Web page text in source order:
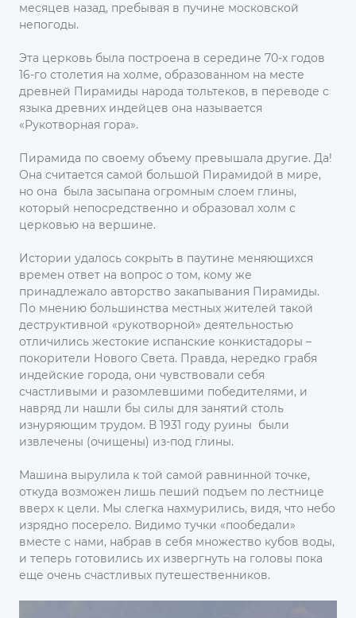
месяцев назад, пребывая в пучине московской
непогоды.
Эта церковь была построена в середине 70-х годов
16-го столетия на холме, образованном на месте
древней Пирамиды народа тольтеков, в переводе с
языка древних индейцев она называется
«Рукотворная гора».
Пирамида по своему объему превышала другие. Да!
Она считается самой большой Пирамидой в мире,
но она была засыпана огромным слоем глины,
который непосредственно и образовал холм с
церковью на вершине.
Истории удалось сокрыть в паутине меняющихся
времен ответ на вопрос о том, кому же
принадлежало авторство закапывания Пирамиды.
По мнению большинства местных жителей такой
деструктивной «рукотворной» деятельностью
отличились жестокие испанские конкистадоры –
покорители Нового Света. Правда, нередко грабя
индейские города, они чувствовали себя
счастливыми и разомлевшими победителями, и
навряд ли нашли бы силы для занятий столь
изнуряющим трудом. В 1931 году руины были
извлечены (очищены) из-под глины.
Машина вырулила к той самой равнинной точке,
откуда возможен лишь пеший подъем по лестнице
вверх к цели. Мы слегка нахмурились, видя, что небо
изрядно посерело. Видимо тучки «пообедали»
вместе с нами, набрав в себя множество кубов воды,
и теперь готовились их извергнуть на головы пока
еще очень счастливых путешественников.